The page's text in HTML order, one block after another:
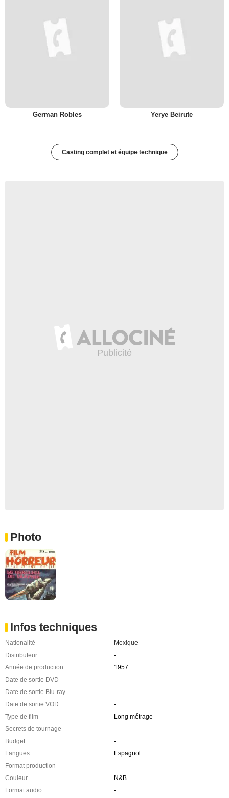
German Robles Yerye Beirute
Casting complet et équipe technique
Photo
Infos techniques
Nationalité
Mexique
Distributeur
-
Année de production
1957
Date de sortie DVD
-
Date de sortie Blu-ray
-
Date de sortie VOD
-
Type de film
Long métrage
Secrets de tournage
-
Budget
-
Langues
Espagnol
Format production
-
Couleur
N&B
Format audio
-